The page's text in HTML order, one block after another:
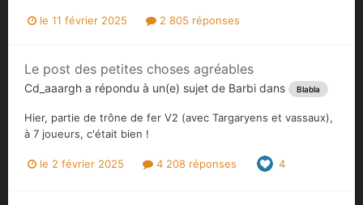
le 11 février 2025 2 805 réponses
Le post des petites choses agréables
Cd_aaargh a répondu à un(e) sujet de Barbi dans Blabla
Hier, partie de trône de fer V2 (avec Targaryens et vassaux),
à 7 joueurs, c'était bien !
le 2 février 2025 4 208 réponses 4